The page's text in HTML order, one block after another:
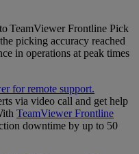
TeamViewer Frontline Pick
picking accuracy reached
in operations at peak times
for remote support.
via video call and get help
TeamViewer Frontline
downtime by up to 50